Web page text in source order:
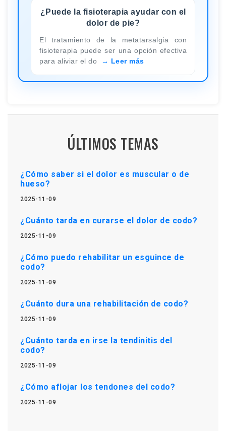
¿Puede la fisioterapia ayudar con el
dolor de pie?
El tratamiento de la metatarsalgia con
fisioterapia puede ser una opción efectiva
para aliviar el do
Leer más
ÚLTIMOS TEMAS
¿Cómo saber si el dolor es muscular o de
hueso?
2025-11-09
¿Cuánto tarda en curarse el dolor de codo?
2025-11-09
¿Cómo puedo rehabilitar un esguince de
codo?
2025-11-09
¿Cuánto dura una rehabilitación de codo?
2025-11-09
¿Cuánto tarda en irse la tendinitis del
codo?
2025-11-09
¿Cómo aflojar los tendones del codo?
2025-11-09